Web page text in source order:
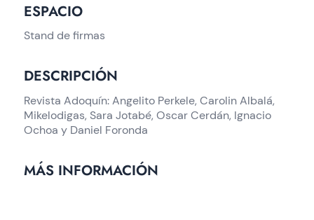
ESPACIO
Stand de firmas
DESCRIPCIÓN
Revista Adoquín: Angelito Perkele, Carolin Albalá,
Mikelodigas, Sara Jotabé, Oscar Cerdán, Ignacio
Ochoa y Daniel Foronda
MÁS INFORMACIÓN